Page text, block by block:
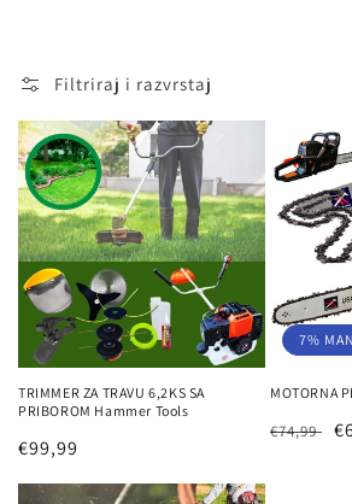
j
Filtriraj i razvrstaj
TRIMMER ZA TRAVU 6,2KS SA
PRIBOROM Hammer Tools
Redovna
cijena
€99,99
7%
MOTORNA
Redovna
€74,99